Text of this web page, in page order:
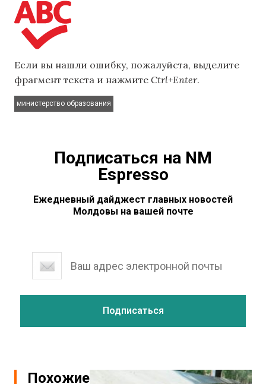
Если вы нашли ошибку, пожалуйста, выделите
фрагмент текста и нажмите Ctrl+Enter.
министерство образования
Подписаться на NM
Espresso
Ежедневный дайджест главных новостей
Молдовы на вашей почте
Похожие